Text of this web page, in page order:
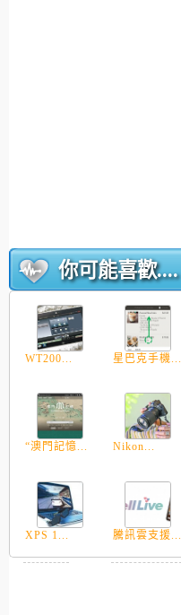
你可能喜歡....
WT200... 星巴克手機...
“澳門記憶... Nikon...
XPS 1... 騰訊雲支援...